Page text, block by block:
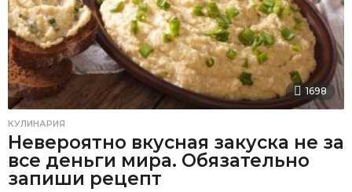
1698
КУЛИНАРИЯ
Невероятно вкусная закуска не за
все деньги мира. Обязательно
запиши рецепт